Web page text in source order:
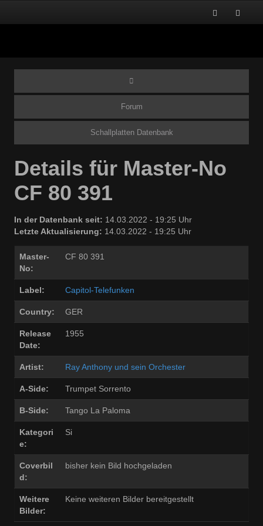
Forum
Schallplatten Datenbank
Details für Master-No
CF 80 391
In der Datenbank seit: 14.03.2022 - 19:25 Uhr
Letzte Aktualisierung: 14.03.2022 - 19:25 Uhr
Master-
No:
CF 80 391
Label: Capitol-Telefunken
Country: GER
Release
Date:
1955
Artist: Ray Anthony und sein Orchester
A-Side: Trumpet Sorrento
B-Side: Tango La Paloma
Kategori
e:
Si
Coverbil
d:
bisher kein Bild hochgeladen
Weitere
Bilder:
Keine weiteren Bilder bereitgestellt